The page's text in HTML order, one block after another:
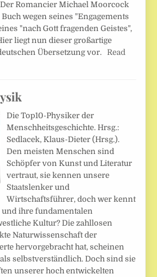
Der Romancier Michael Moorcock
wegen seines "Engagements
"nach Gott fragenden Geistes",
liegt nun dieser großartige
Übersetzung vor.Read
Die Top10-Physiker der
Menschheitsgeschichte. Hrsg.:
Sedlacek, Klaus-Dieter (Hrsg.).
Den meisten Menschen sind
Schöpfer von Kunst und Literatur
vertraut, sie kennen unsere
Staatslenker und
Wirtschaftsführer, doch wer kennt
und ihre fundamentalen
Kultur? Die zahllosen
Naturwissenschaft der
hervorgebracht hat, scheinen
selbstverständlich. Doch sind sie
unserer hoch entwickelten